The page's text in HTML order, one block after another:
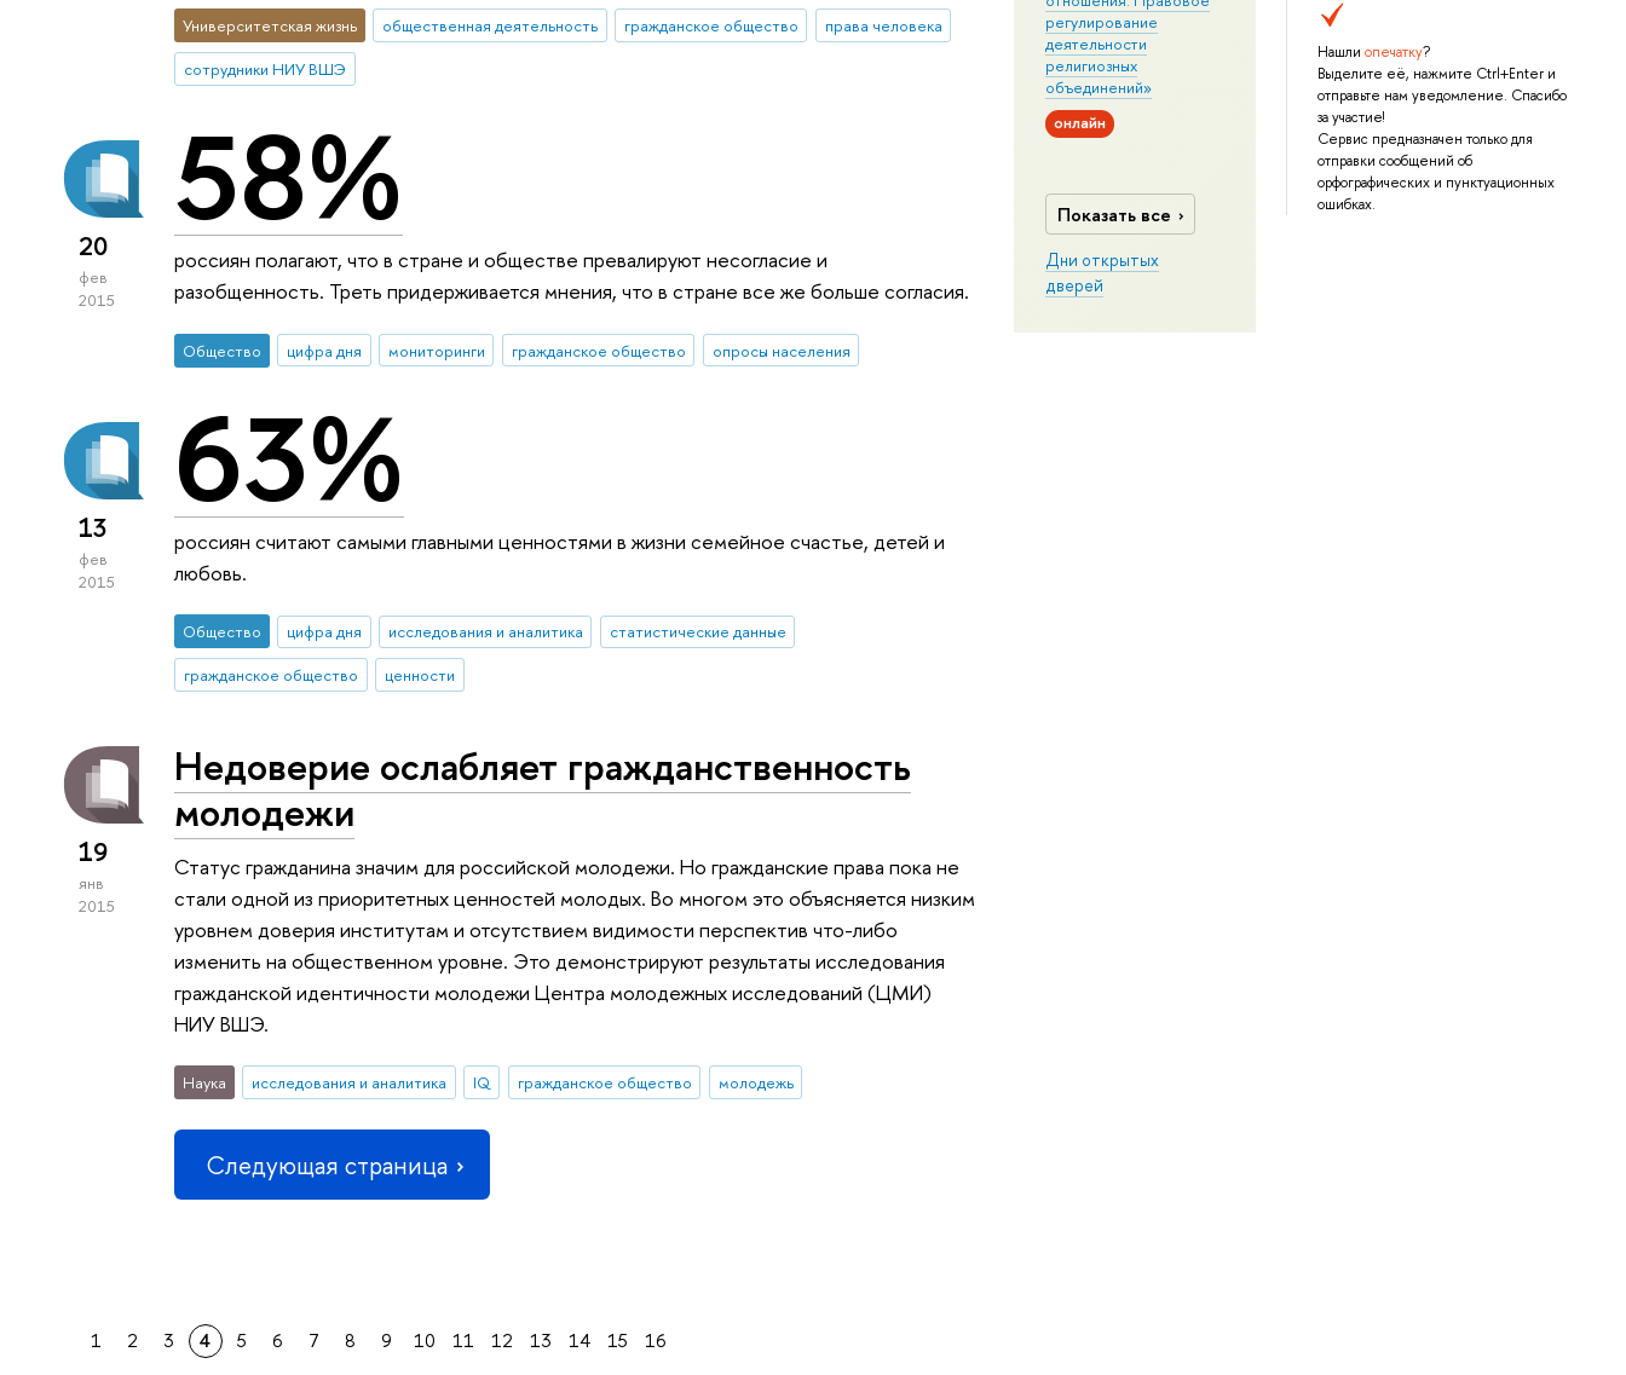
Нашли опечатку?
Выделите её, нажмите Ctrl+Enter и
отправьте нам уведомление. Спасибо
за участие!
Сервис предназначен только для
отправки сообщений об
орфографических и пунктуационных
ошибках.
регулирование
деятельности
религиозных
объединений»
онлайн
Показать все
Дни открытых
дверей
Университетская жизнь общественная деятельность гражданское общество
права человека
сотрудники НИУ ВШЭ
20
фев
2015
58%
россиян полагают, что в стране и обществе превалируют несогласие и
разобщенность. Треть придерживается мнения, что в стране все же больше согласия.
Общество цифра дня мониторинги гражданское общество опросы населения
13
фев
2015
63%
россиян считают самыми главными ценностями в жизни семейное счастье, детей и
любовь.
Общество цифра дня исследования и аналитика
статистические данные
гражданское общество
ценности
19
янв
2015
Недоверие ослабляет гражданственность
молодежи
Статус гражданина значим для российской молодежи. Но гражданские права пока не
стали одной из приоритетных ценностей молодых. Во многом это объясняется низким
уровнем доверия институтам и отсутствием видимости перспектив что-либо
изменить на общественном уровне. Это демонстрируют результаты исследования
гражданской идентичности молодежи Центра молодежных исследований (ЦМИ)
НИУ ВШЭ.
Наука исследования и аналитика IQ гражданское общество молодежь
Следующая страница
1 2 3 4 5 6 7 8 9 10 11 12 13 14 15 16